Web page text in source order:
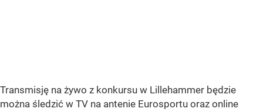
Transmisję na żywo z konkursu w Lillehammer będzie
można śledzić w TV na antenie Eurosportu oraz online